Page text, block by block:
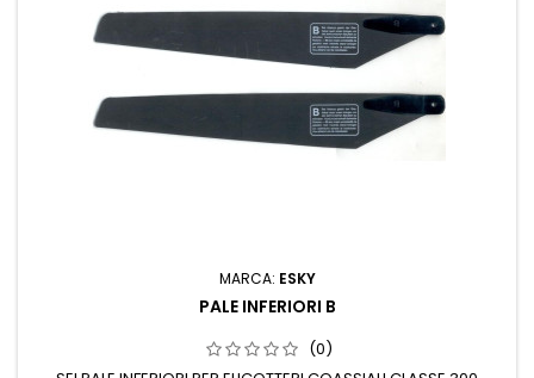
MARCA: ESKY
PALE INFERIORI B
(0)